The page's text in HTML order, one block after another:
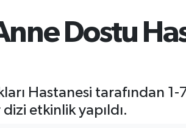
Dostu
Hastanesi tarafından
etkinlik yapıldı.